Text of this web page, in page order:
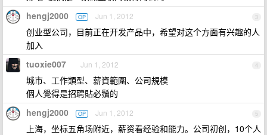
3
hengj2000 OP Jun 1, 2012
创业型公司，目前正在开发产品中，希望对这个方面有兴趣的人
加入
4
tuoxie007 Jun 1, 2012
城市、工作類型、薪資範圍、公司規模
個人覺得是招聘貼必鬚的
5
hengj2000 OP Jun 1, 2012
上海，坐标五角场附近，薪资看经验和能力。公司初创，10个人